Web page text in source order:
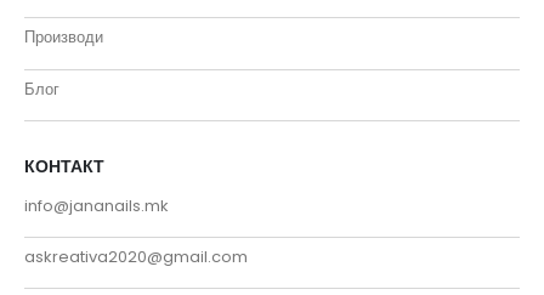
Производи
Блог
КОНТАКТ
info@jananails.mk
askreativa2020@gmail.com